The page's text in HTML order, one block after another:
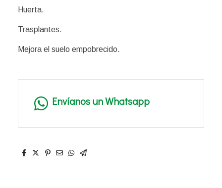
Huerta.
Trasplantes.
Mejora el suelo empobrecido.
Envíanos un Whatsapp